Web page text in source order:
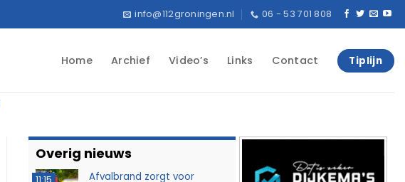
info@112groningen.nl 06 - 53 701 808
Home Archief Video’s Links Contact Tiplijn
Overig nieuws
Afvalbrand zorgt voor